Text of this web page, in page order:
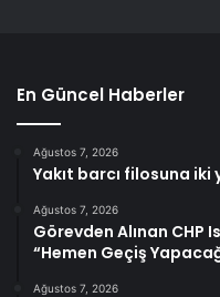
En Güncel Haberler
Ağustos 7, 2026
Yakıt barcı filosuna iki
Ağustos 7, 2026
Görevden Alınan CHP
“Hemen Geçiş
Ağustos 7, 2026